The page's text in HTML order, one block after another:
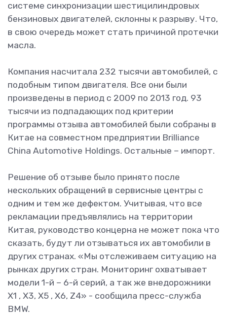
системе синхронизации шестицилиндровых
бензиновых двигателей, склонны к разрыву. Что,
в свою очередь может стать причиной протечки
масла.
Компания насчитала 232 тысячи автомобилей, с
подобным типом двигателя. Все они были
произведены в период с 2009 по 2013 год. 93
тысячи из подпадающих под критерии
программы отзыва автомобилей были собраны в
Китае на совместном предприятии Brilliance
China Automotive Holdings. Остальные – импорт.
Решение об отзыве было принято после
нескольких обращений в сервисные центры с
одним и тем же дефектом. Учитывая, что все
рекламации предъявлялись на территории
Китая, руководство концерна не может пока что
сказать, будут ли отзываться их автомобили в
других странах. «Мы отслеживаем ситуацию на
рынках других стран. Мониторинг охватывает
модели 1-й – 6-й серий, а так же внедорожники
X1 , X3, X5 , X6, Z4» - сообщила пресс-служба
BMW.